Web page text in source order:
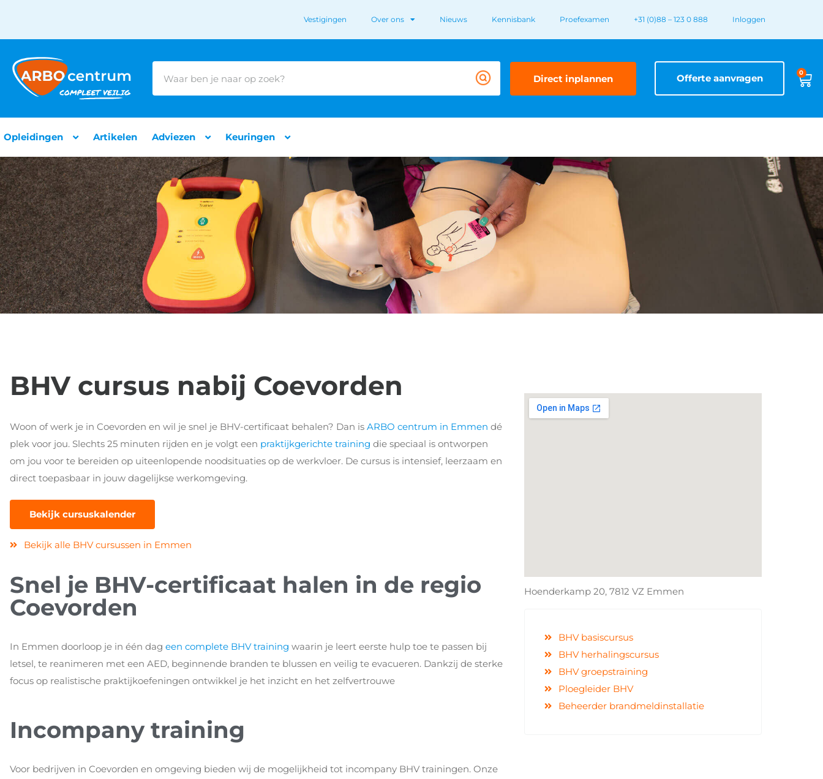
Vestigingen Over ons Nieuws Kennisbank Proefexamen +31 (0)88 – 123 0 888 Inloggen
Direct inplannen Offerte aanvragen 0
Opleidingen Artikelen Adviezen Keuringen
BHV cursus nabij Coevorden
Woon of werk je in Coevorden en wil je snel je BHV-certificaat behalen? Dan is ARBO centrum in Emmen dé
plek voor jou. Slechts 25 minuten rijden en je volgt een praktijkgerichte training die speciaal is ontworpen
om jou voor te bereiden op uiteenlopende noodsituaties op de werkvloer. De cursus is intensief, leerzaam en
direct toepasbaar in jouw dagelijkse werkomgeving.
Bekijk cursuskalender
Bekijk alle BHV cursussen in Emmen
Snel je BHV-certificaat halen in de regio
Coevorden
In Emmen doorloop je in één dag een complete BHV training waarin je leert eerste hulp toe te passen bij
letsel, te reanimeren met een AED, beginnende branden te blussen en veilig te evacueren. Dankzij de sterke
focus op realistische praktijkoefeningen ontwikkel je het inzicht en het zelfvertrouwe
Incompany training
Voor bedrijven in Coevorden en omgeving bieden wij de mogelijkheid tot incompany BHV trainingen. Onze
Hoenderkamp 20, 7812 VZ Emmen
BHV basiscursus
BHV herhalingscursus
BHV groepstraining
Ploegleider BHV
Beheerder brandmeldinstallatie